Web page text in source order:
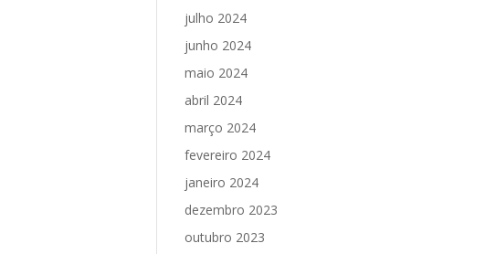
julho 2024
junho 2024
maio 2024
abril 2024
março 2024
fevereiro 2024
janeiro 2024
dezembro 2023
outubro 2023